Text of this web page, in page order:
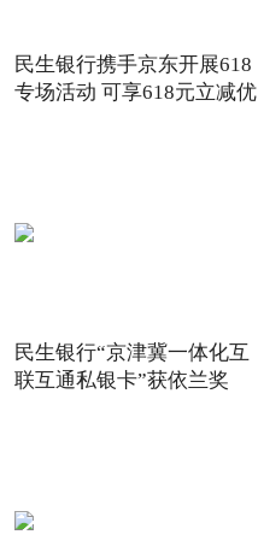
民生银行携手京东开展618
专场活动 可享618元立减优
民生银行“京津冀一体化互
联互通私银卡”获依兰奖